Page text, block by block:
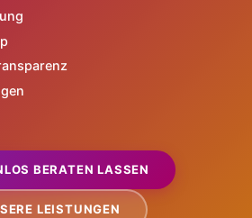
BERATEN LASSEN
LEISTUNGEN